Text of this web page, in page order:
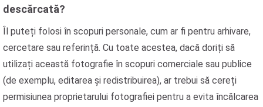
descărcată?
Îl puteți folosi în scopuri personale, cum ar fi pentru arhivare,
cercetare sau referință. Cu toate acestea, dacă doriți să
utilizați această fotografie în scopuri comerciale sau publice
(de exemplu, editarea și redistribuirea), ar trebui să cereți
permisiunea proprietarului fotografiei pentru a evita încălcarea